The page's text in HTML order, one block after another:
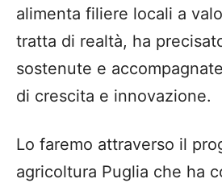
alimenta filiere locali a
tratta di realtà, ha
sostenute e
di crescita e innovazione.
Lo faremo attraverso il
agricoltura Puglia che ha